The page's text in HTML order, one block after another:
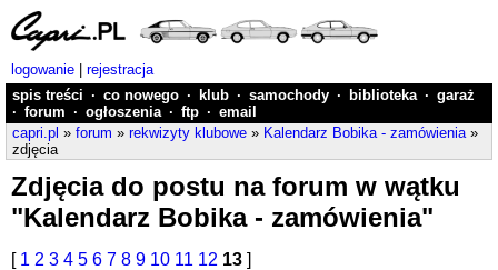
logowanie
rejestracja
spis treści · co nowego · klub · samochody · biblioteka · garaż
· forum · ogłoszenia · ftp · email
capri.pl » forum » rekwizyty klubowe » Kalendarz Bobika - zamówienia»
zdjęcia
Zdjęcia do postu na forum w wątku
"Kalendarz Bobika - zamówienia"
[ 1 2 3 4 5 6 7 8 9 10 11 12 13 ]